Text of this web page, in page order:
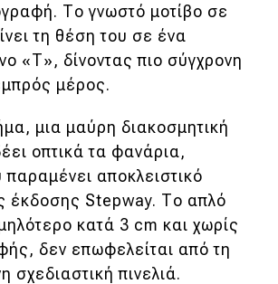
Το γνωστό μοτίβο σε
τη θέση του σε ένα
«Τ», δίνοντας πιο σύγχρονη
μέρος.
μια μαύρη διακοσμητική
οπτικά τα φανάρια,
παραμένει αποκλειστικό
έκδοσης Stepway. Το απλό
κατά 3 cm και χωρίς
δεν επωφελείται από τη
σχεδιαστική πινελιά.